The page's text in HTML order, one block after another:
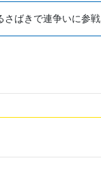
さばきで連争いに参戦